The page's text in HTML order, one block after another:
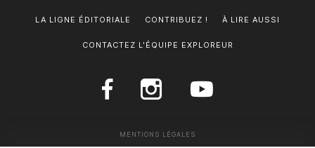
LA LIGNE ÉDITORIALE CONTRIBUEZ ! À LIRE AUSSI
CONTACTEZ L'ÉQUIPE EXPLOREUR
MENTIONS LÉGALES